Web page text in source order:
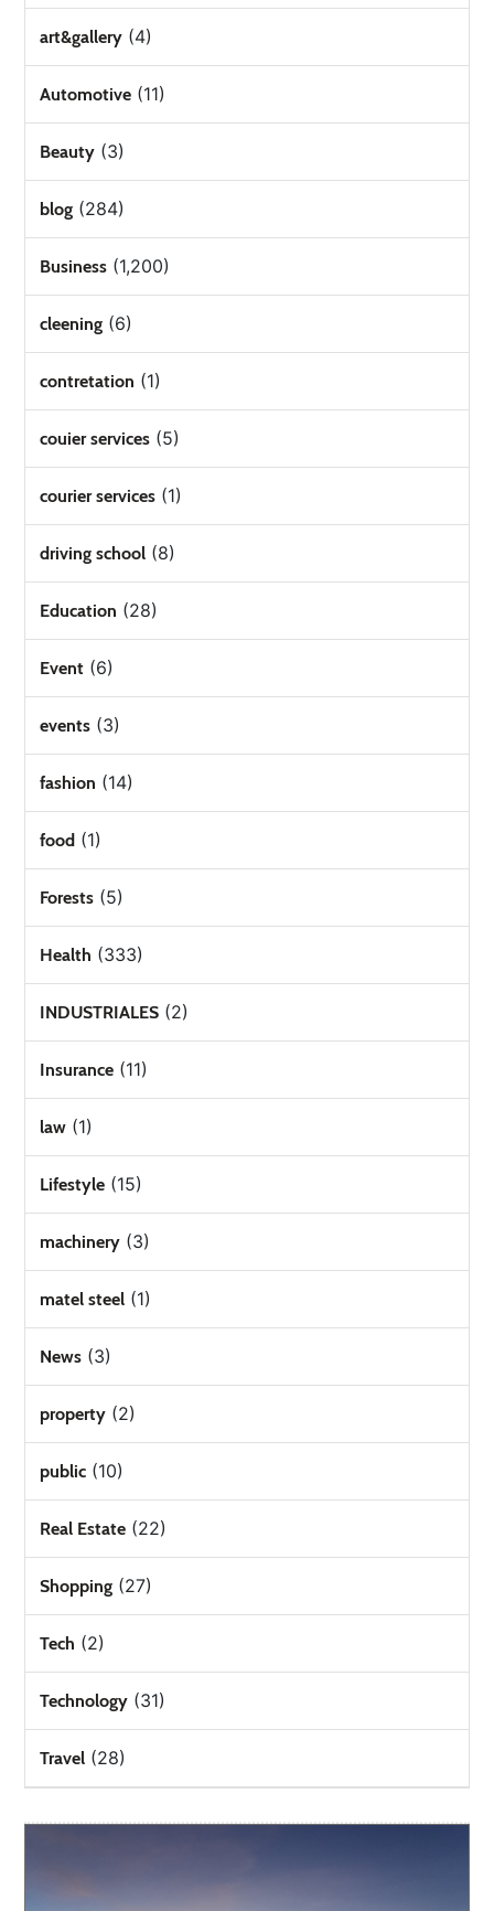
art&gallery (4)
Automotive (11)
Beauty (3)
blog (284)
Business (1,200)
cleening (6)
contretation (1)
couier services (5)
courier services (1)
driving school (8)
Education (28)
Event (6)
events (3)
fashion (14)
food (1)
Forests (5)
Health (333)
INDUSTRIALES (2)
Insurance (11)
law (1)
Lifestyle (15)
machinery (3)
matel steel (1)
News (3)
property (2)
public (10)
Real Estate (22)
Shopping (27)
Tech (2)
Technology (31)
Travel (28)